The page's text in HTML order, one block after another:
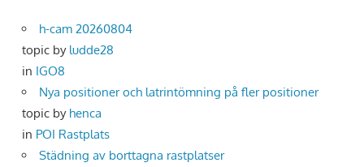
h-cam 20260804
topic by ludde28
in IGO8
Nya positioner och latrintömning på fler positioner
topic by henca
in POI Rastplats
Städning av borttagna rastplatser